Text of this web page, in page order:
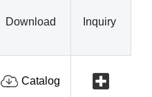
Download Inquiry
Catalog